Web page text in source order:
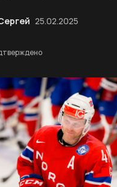
25.02.2025